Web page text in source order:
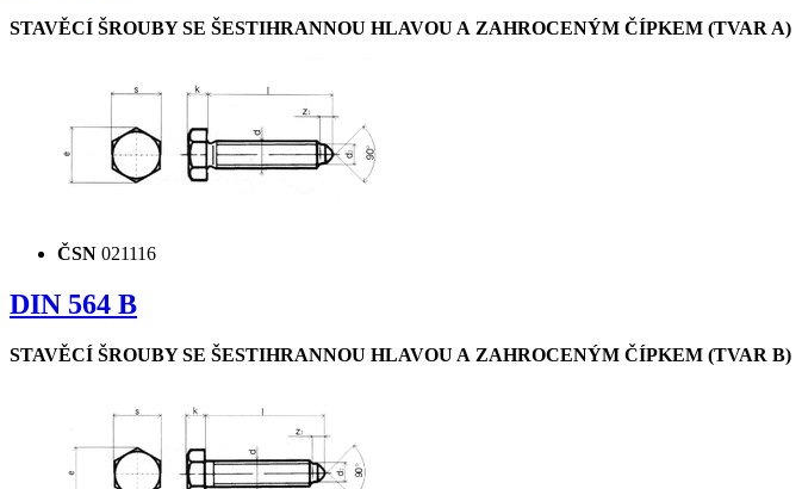
STAVĚCÍ ŠROUBY SE ŠESTIHRANNOU HLAVOU A ZAHROCENÝM ČÍPKEM (TVAR A)
ČSN 021116
DIN 564 B
STAVĚCÍ ŠROUBY SE ŠESTIHRANNOU HLAVOU A ZAHROCENÝM ČÍPKEM (TVAR B)